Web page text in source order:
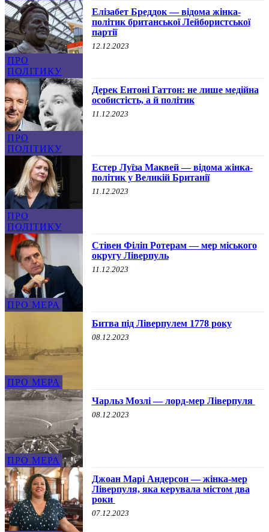
ПРО
ПОЛІТИКУ
Елізабет Бреддок — відома жінка-
політик британської Лейбористської
партії
12.12.2023
ПРО
ПОЛІТИКУ
Дерек Ентоні Гаттон: не лише медійна
особистість, а й політик
11.12.2023
ПРО
ПОЛІТИКУ
Естер Луїза Маквей — відома жінка-
політик у Великій Британії
11.12.2023
ПРО МЕРА
Стівен Філіп Ротерам — мер міського
округу Ліверпуль
11.12.2023
ПРО МЕРА
Битва під Ліверпулем 1778 року
08.12.2023
ПРО МЕРА
Чарльз Мозлі — лорд-мер Ліверпуля
08.12.2023
Джоан Марі Андерсон — жінка-мер
Ліверпуля, яка керувала містом два
роки
07.12.2023